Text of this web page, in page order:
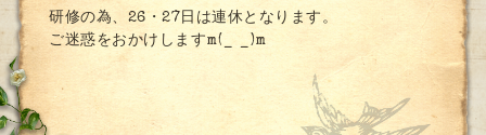
研修の為、26・27日は連休となります。
ご迷惑をおかけしますm(_ _)m